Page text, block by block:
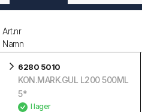
Art.nr
Namn
6280 5010
KON.MARK.GUL L200 500ML
5*
I lager